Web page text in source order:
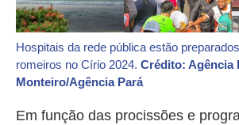
Hospitais da rede pública estão
romeiros no Círio 2024. Crédito: Agência
Monteiro/Agência Pará
Em função das procissões e